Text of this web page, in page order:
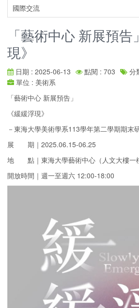
國際交流
「藝術中心 新展預
現》
日期 : 2025-06-13 點閱 : 703
分
單位 : 美術系
「藝術中心 新展預告」
《緩緩浮現》
－東海大學美術學系113學年第二學期期末
展 期｜2025.06.15-06.25
地 點｜東海大學藝術中心（人文大樓一
開放時間｜週一至週六 12:00-18:00